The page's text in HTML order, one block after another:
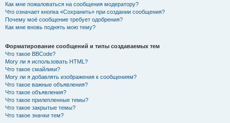
Как мне пожаловаться на сообщения модератору?
Что означает кнопка «Сохранить» при создании сообщения?
Почему моё сообщение требует одобрения?
Как мне вновь поднять мою тему?
Форматирование сообщений и типы создаваемых тем
Что такое BBCode?
Могу ли я использовать HTML?
Что такое смайлики?
Могу ли я добавлять изображения к сообщениям?
Что такое важные объявления?
Что такое объявления?
Что такое прилепленные темы?
Что такое закрытые темы?
Что такое значки тем?